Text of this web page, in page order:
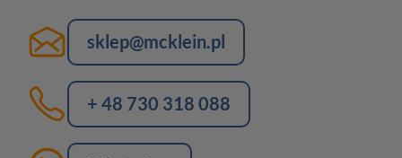
sklep@mcklein.pl
+ 48 730 318 088